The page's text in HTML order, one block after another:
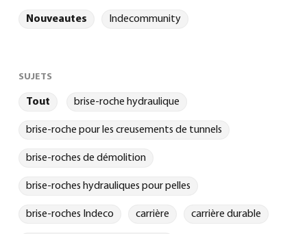
Nouveautes Indecommunity
SUJETS
Tout brise-roche hydraulique
brise-roche pour les creusements de tunnels
brise-roches de démolition
brise-roches hydrauliques pour pelles
brise-roches Indeco carrière carrière durable